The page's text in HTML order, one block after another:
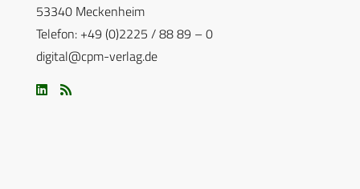
53340 Meckenheim
Telefon: +49 (0)2225 / 88 89 – 0
digital@cpm-verlag.de